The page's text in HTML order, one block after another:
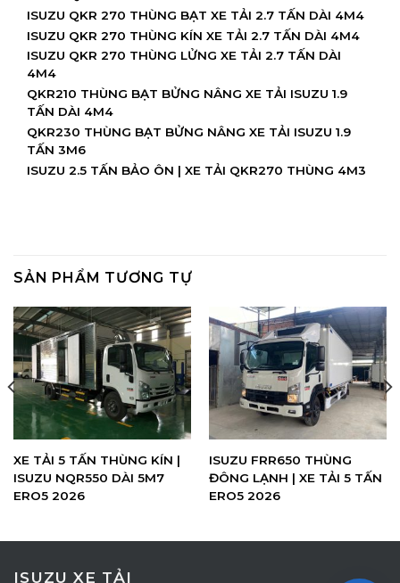
ISUZU QKR 270 THÙNG BẠT XE TẢI 2.7 TẤN DÀI 4M4
ISUZU QKR 270 THÙNG KÍN XE TẢI 2.7 TẤN DÀI 4M4
ISUZU QKR 270 THÙNG LỬNG XE TẢI 2.7 TẤN DÀI
4M4
QKR210 THÙNG BẠT BỬNG NÂNG XE TẢI ISUZU 1.9
TẤN DÀI 4M4
QKR230 THÙNG BẠT BỬNG NÂNG XE TẢI ISUZU 1.9
TẤN 3M6
ISUZU 2.5 TẤN BẢO ÔN | XE TẢI QKR270 THÙNG 4M3
SẢN PHẨM TƯƠNG TỰ
XE TẢI 5 TẤN THÙNG KÍN |
ISUZU NQR550 DÀI 5M7
ERO5 2026
ISUZU FRR650 THÙNG
ĐÔNG LẠNH | XE TẢI 5 TẤN
ERO5 2026
ISUZU XE TẢI